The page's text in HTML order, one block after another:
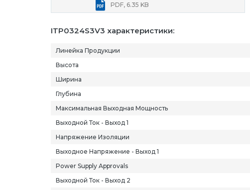
PDF, 6.35 KB
ITP0324S3V3 характеристики:
Линейка Продукции
Высота
Ширина
Глубина
Максимальная Выходная Мощность
Выходной Ток - Выход 1
Напряжение Изоляции
Выходное Напряжение - Выход 1
Power Supply Approvals
Выходной Ток - Выход 2